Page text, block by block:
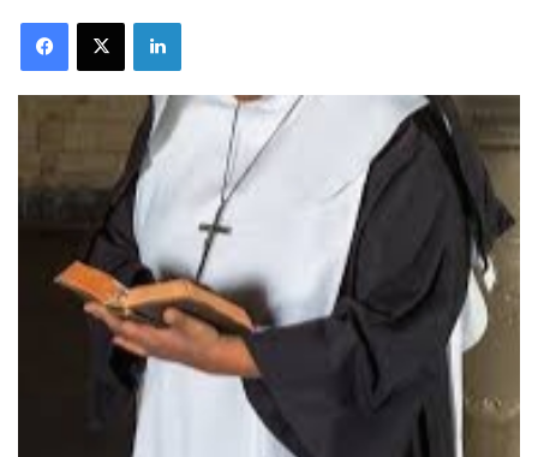
FacebookX Linkedin